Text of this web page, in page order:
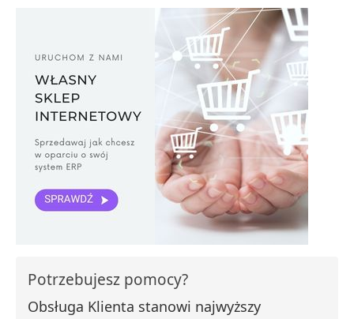
Potrzebujesz pomocy?
Obsługa Klienta stanowi najwyższy